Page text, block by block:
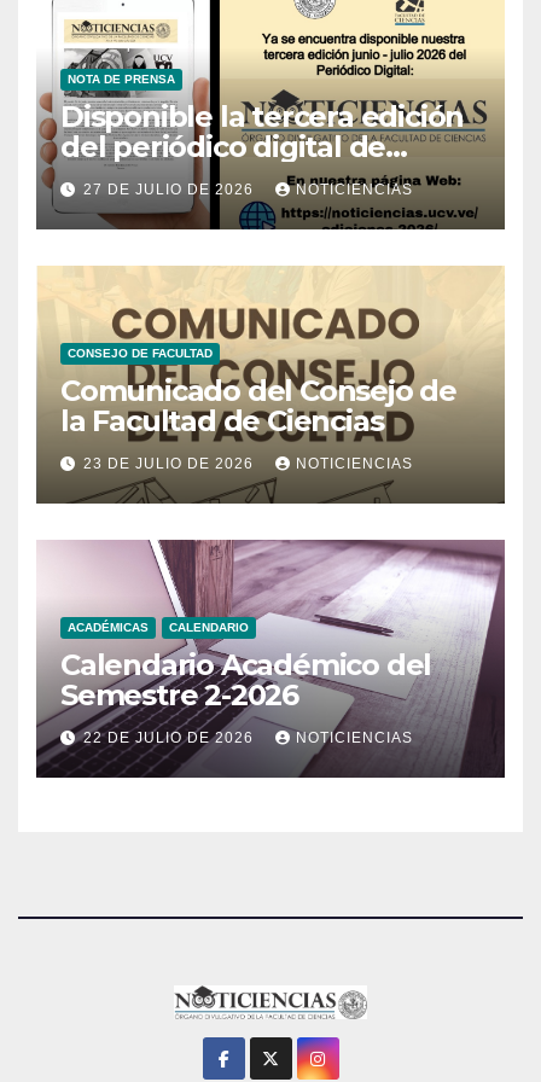
NOTA DE PRENSA
Disponible la tercera edición
del periódico digital de
Noticiencias 2026
27 DE JULIO DE 2026 NOTICIENCIAS
CONSEJO DE FACULTAD
Comunicado del Consejo de
la Facultad de Ciencias
23 DE JULIO DE 2026 NOTICIENCIAS
ACADÉMICAS CALENDARIO
Calendario Académico del
Semestre 2-2026
22 DE JULIO DE 2026 NOTICIENCIAS